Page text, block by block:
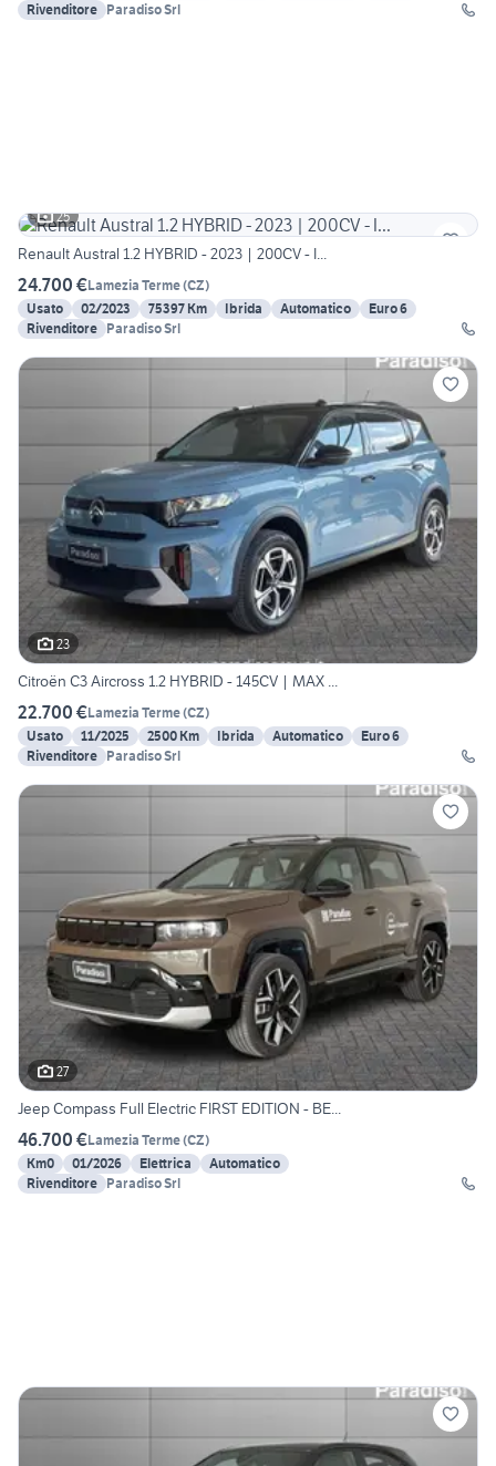
Rivenditore Paradiso Srl
25
Renault Austral 1.2 HYBRID - 2023 | 200CV - I...
24.700 €Lamezia Terme(CZ)
Usato
02/2023 75397 Km Ibrida Automatico
Euro 6
Rivenditore Paradiso Srl
23
Citroën C3 Aircross 1.2 HYBRID - 145CV | MAX ...
22.700 €Lamezia Terme(CZ)
Usato
11/2025 2500 Km Ibrida Automatico
Euro 6
Rivenditore Paradiso Srl
27
Jeep Compass Full Electric FIRST EDITION - BE...
46.700 €Lamezia Terme(CZ)
Km0
01/2026 Elettrica
Automatico
Rivenditore Paradiso Srl